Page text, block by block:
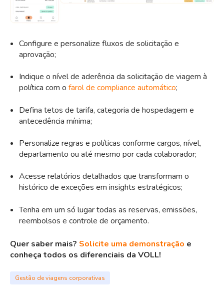
Configure e personalize fluxos de solicitação e
aprovação;
Indique o nível de aderência da solicitação de viagem à
política com o farol de compliance automático;
Defina tetos de tarifa, categoria de hospedagem e
antecedência mínima;
Personalize regras e políticas conforme cargos, nível,
departamento ou até mesmo por cada colaborador;
Acesse relatórios detalhados que transformam o
histórico de exceções em insights estratégicos;
Tenha em um só lugar todas as reservas, emissões,
reembolsos e controle de orçamento.
Quer saber mais? Solicite uma demonstração e
conheça todos os diferenciais da VOLL!
Gestão de viagens corporativas